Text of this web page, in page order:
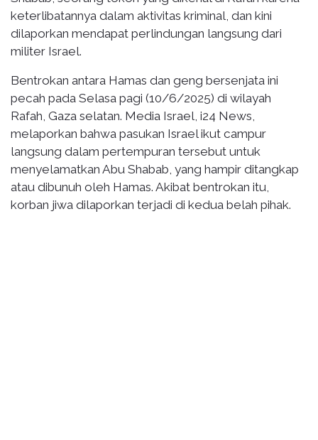
keterlibatannya dalam aktivitas kriminal, dan kini
dilaporkan mendapat perlindungan langsung dari
militer Israel.
Bentrokan antara Hamas dan geng bersenjata ini
pecah pada Selasa pagi (10/6/2025) di wilayah
Rafah, Gaza selatan. Media Israel, i24 News,
melaporkan bahwa pasukan Israel ikut campur
langsung dalam pertempuran tersebut untuk
menyelamatkan Abu Shabab, yang hampir ditangkap
atau dibunuh oleh Hamas. Akibat bentrokan itu,
korban jiwa dilaporkan terjadi di kedua belah pihak.